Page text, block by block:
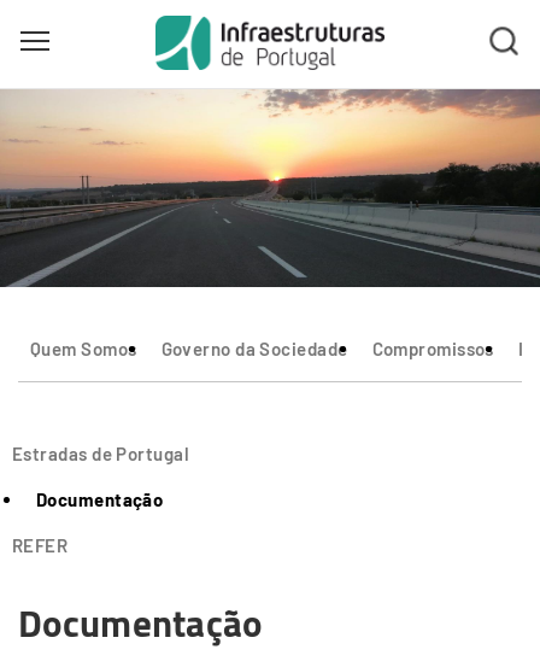
content
Toggle main menu visibility
Quem Somos Governo da Sociedade Compromissos
Estradas de Portugal
Documentação
REFER
Documentação